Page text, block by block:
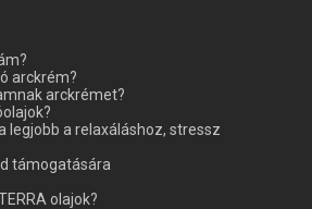
arckrém?
arckrémet?
legjobb a relaxáláshoz, stressz
támogatására
olajok?